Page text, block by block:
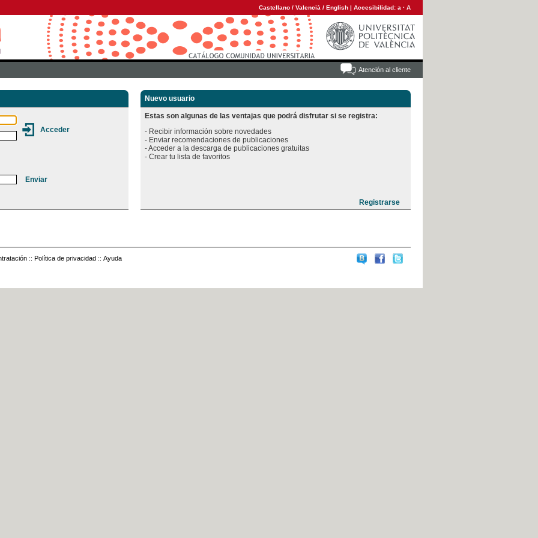
Castellano / Valencià / English | Accesibilidad: a · A
Atención al cliente
Nuevo usuario
Estas son algunas de las ventajas que podrá disfrutar si se registra:
- Recibir información sobre novedades
- Enviar recomendaciones de publicaciones
- Acceder a la descarga de publicaciones gratuitas
:: Política de privacidad :: Ayuda